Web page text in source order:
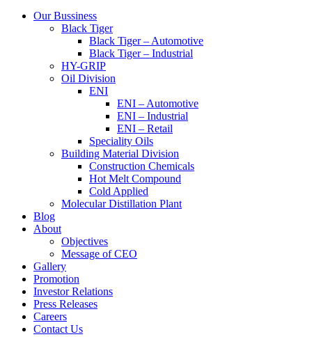
Our Bussiness
Black Tiger
Black Tiger – Automotive
Black Tiger – Industrial
HY-GRIP
Oil Division
ENI
ENI – Automotive
ENI – Industrial
ENI – Retail
Speciality Oils
Building Material Division
Construction Chemicals
Hot Melt Compound
Cold Applied
Molecular Distillation Plant
Blog
About
Objectives
Message of CEO
Gallery
Promotion
Investor Relations
Press Releases
Careers
Contact Us